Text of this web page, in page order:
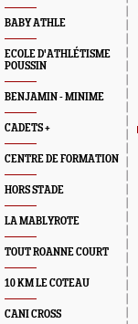
BABY ATHLE
ECOLE D'ATHLÉTISME
POUSSIN
BENJAMIN - MINIME
CADETS +
CENTRE DE FORMATION
HORS STADE
LA MABLYROTE
TOUT ROANNE COURT
10 KM LE COTEAU
CANI CROSS